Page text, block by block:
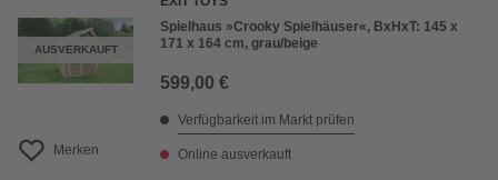
AUSVERKAUFT
Merken
Spielhaus »Crooky Spielhäuser«, BxHxT: 145 x
171 x 164 cm, grau/beige
599,00 €
Verfügbarkeit im Markt prüfen
Online ausverkauft